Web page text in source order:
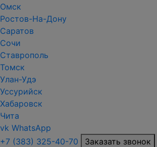
Омск
Ростов-На-Дону
Саратов
Сочи
Ставрополь
Томск
Улан-Удэ
Уссурийск
Хабаровск
Чита
vk WhatsApp
+7 (383) 325-40-70
Заказать звонок